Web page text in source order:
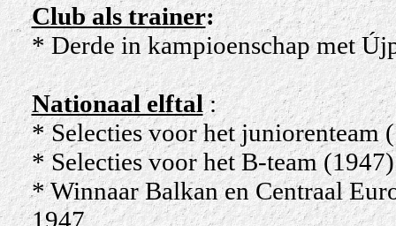
Club als trainer:
* Derde in kampioenschap met
Nationaal elftal :
* Selecties voor het juniorenteam
* Selecties voor het B-team (1947)
* Winnaar Balkan en Centraal
1947